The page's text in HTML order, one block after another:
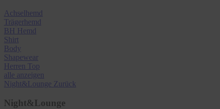
Achselhemd
Trägerhemd
BH Hemd
Shirt
Body
Shapewear
Herren Top
alle anzeigen
Night&Lounge Zurück
Night&Lounge